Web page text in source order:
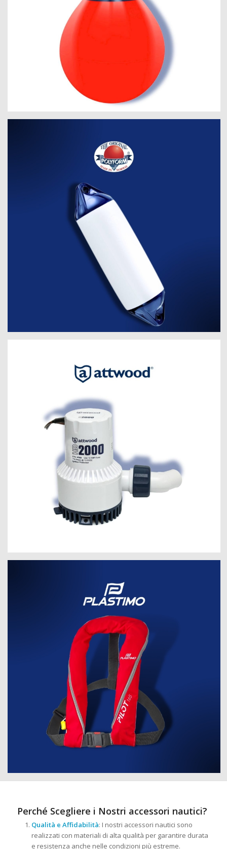
Perché Scegliere i Nostri accessori nautici?
Qualità e Affidabilità: I nostri accessori nautici sono
realizzati con materiali di alta qualità per garantire durata
e resistenza anche nelle condizioni più estreme.